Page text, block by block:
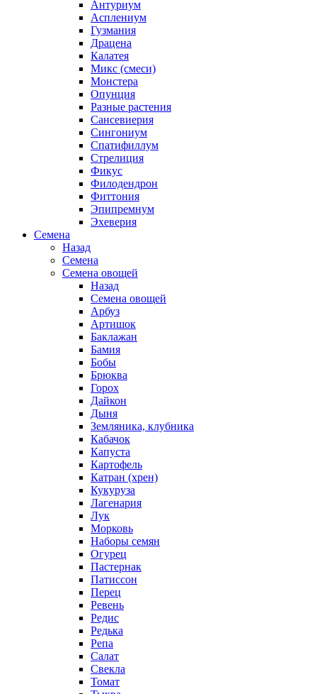
Антуриум
Асплениум
Гузмания
Драцена
Калатея
Микс (смеси)
Монстера
Опунция
Разные растения
Сансевиерия
Сингониум
Спатифиллум
Стрелиция
Фикус
Филодендрон
Фиттония
Эпипремнум
Эхеверия
Семена
Назад
Семена
Семена овощей
Назад
Семена овощей
Арбуз
Артишок
Баклажан
Бамия
Бобы
Брюква
Горох
Дайкон
Дыня
Земляника, клубника
Кабачок
Капуста
Картофель
Катран (хрен)
Кукуруза
Лагенария
Лук
Морковь
Наборы семян
Огурец
Пастернак
Патиссон
Перец
Ревень
Редис
Редька
Репа
Салат
Свекла
Томат